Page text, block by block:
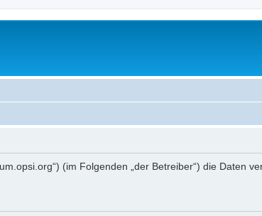
(im Folgenden „der Betreiber“) die Daten